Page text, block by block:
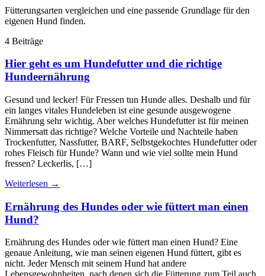
Fütterungsarten vergleichen und eine passende Grundlage für den
eigenen Hund finden.
4 Beiträge
Hier geht es um Hundefutter und die richtige
Hundeernährung
Gesund und lecker! Für Fressen tun Hunde alles. Deshalb und für
ein langes vitales Hundeleben ist eine gesunde ausgewogene
Ernährung sehr wichtig. Aber welches Hundefutter ist für meinen
Nimmersatt das richtige? Welche Vorteile und Nachteile haben
Trockenfutter, Nassfutter, BARF, Selbstgekochtes Hundefutter oder
rohes Fleisch für Hunde? Wann und wie viel sollte mein Hund
fressen? Leckerlis, […]
Weiterlesen →
Ernährung des Hundes oder wie füttert man einen
Hund?
Ernährung des Hundes oder wie füttert man einen Hund? Eine
genaue Anleitung, wie man seinen eigenen Hund füttert, gibt es
nicht. Jeder Mensch mit seinem Hund hat andere